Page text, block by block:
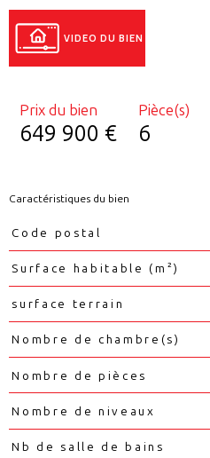
VIDEO DU BIEN
Prix du bien
649 900 €
Pièce(s)
6
Caractéristiques du bien
Caractéristiques Valeurs
Code postal
Surface habitable (m²)
surface terrain
Nombre de chambre(s)
Nombre de pièces
Nombre de niveaux
Nb de salle de bains